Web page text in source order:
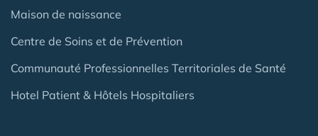
Maison de naissance
Centre de Soins et de Prévention
Communauté Professionnelles Territoriales de Santé
Hotel Patient & Hôtels Hospitaliers